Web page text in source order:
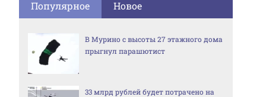
Популярное Новое
В Мурино с высоты 27 этажного дома
прыгнул парашютист
33 млрд рублей будет потрачено на